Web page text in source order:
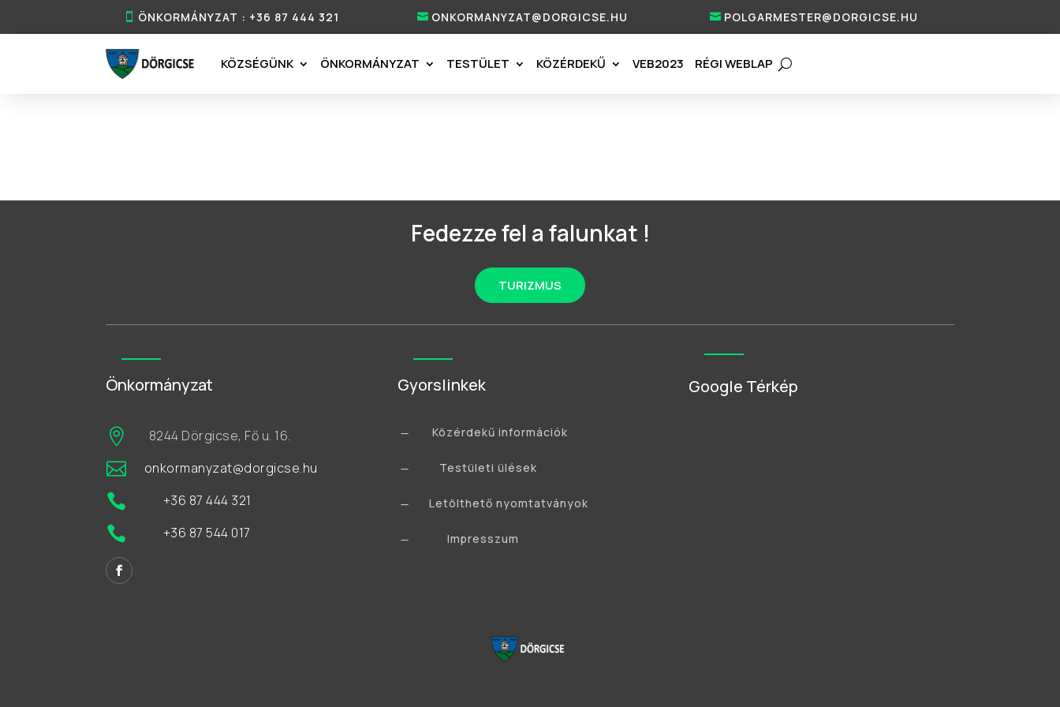
ÖNKORMÁNYZAT : +36 87 444 321 ONKORMANYZAT@DORGICSE.HU POLGARMESTER@DORGICSE.HU
KÖZSÉGÜNK ÖNKORMÁNYZAT TESTÜLET KÖZÉRDEKŰ VEB2023 RÉGI WEBLAP
Fedezze fel a falunkat !
TURIZMUS
Önkormányzat
 8244 Dörgicse, Fő u. 16.
 onkormanyzat@dorgicse.hu
 +36 87 444 321
 +36 87 544 017
Gyorslinkek
K Közérdekű információk
K Testületi ülések
K Letölthető nyomtatványok
K Impresszum
Google Térkép